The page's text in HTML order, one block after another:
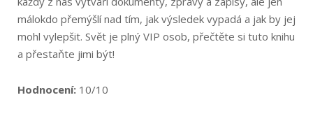
málokdo přemýšlí nad tím, jak výsledek vypadá a jak by jej
mohl vylepšit. Svět je plný VIP osob, přečtěte si tuto knihu
a přestaňte jimi být!
Hodnocení: 10/10